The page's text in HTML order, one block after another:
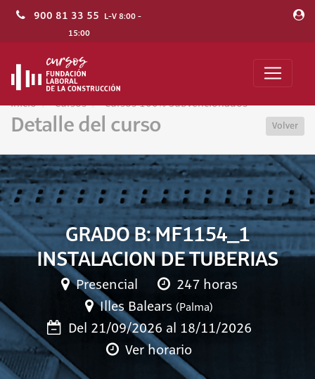
900 81 33 55 L-V 8:00 -
15:00
Inicio Cursos Cursos 100% Subvencionados
Detalle del curso Volver
GRADO B: MF1154_1
INSTALACION DE TUBERIAS
Presencial
247 horas
Illes Balears (Palma)
Del 21/09/2026 al 18/11/2026
Ver horario